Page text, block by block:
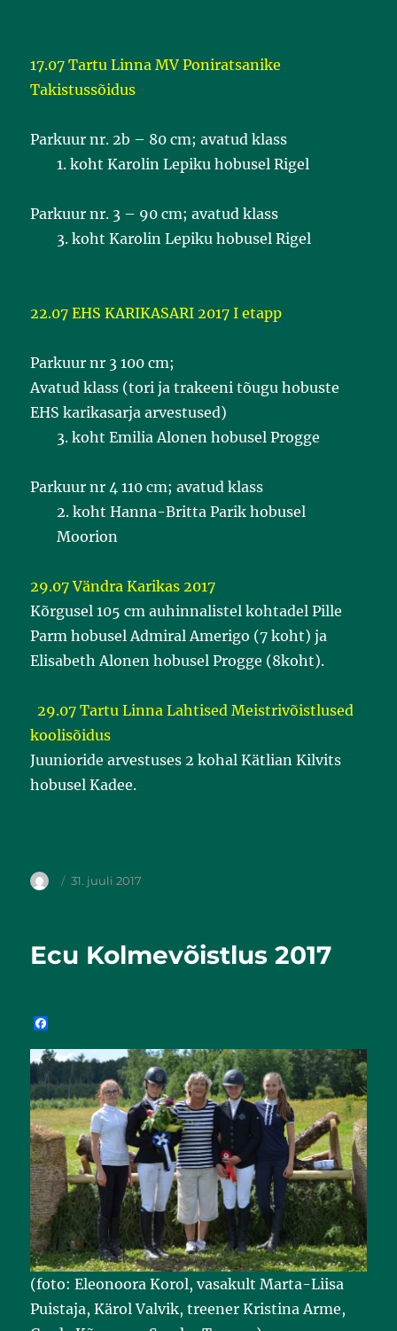
17.07 Tartu Linna MV Poniratsanike
Takistussõidus
Parkuur nr. 2b – 80 cm; avatud klass
1. koht Karolin Lepiku hobusel Rigel
Parkuur nr. 3 – 90 cm; avatud klass
3. koht Karolin Lepiku hobusel Rigel
22.07 EHS KARIKASARI2017 I etapp
Parkuur nr 3 100 cm;
Avatud klass (tori ja trakeeni tõugu hobuste
EHS karikasarja arvestused)
3. koht Emilia Alonen hobusel Progge
Parkuur nr 4 110 cm; avatud klass
2. koht Hanna-Britta Parik hobusel
Moorion
29.07 Vändra Karikas 2017
Kõrgusel 105 cm auhinnalistel kohtadel Pille
Parm hobusel Admiral Amerigo (7 koht) ja
Elisabeth Alonen hobusel Progge (8koht).
29.07 Tartu Linna Lahtised Meistrivõistlused
koolisõidus
Juunioride arvestuses 2 kohal Kätlian Kilvits
hobusel Kadee.
31. juuli 2017
Ecu Kolmevõistlus 2017
c
e
b
o
o
k
(foto: Eleonoora Korol, vasakult Marta-Liisa
Puistaja, Kärol Valvik, treener Kristina Arme,